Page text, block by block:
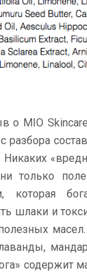
о MIO
разбора
только
которая
шлаки и
содержит